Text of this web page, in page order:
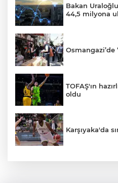
Bakan
44,5 milyona
Osmangazi’de
TOFAŞ'ın
oldu
Karşıyaka'da